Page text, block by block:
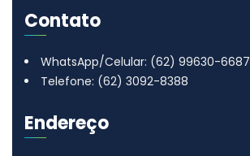
Contato
WhatsApp/Celular: (62) 99630-6687
Telefone: (62) 3092-8388
Endereço